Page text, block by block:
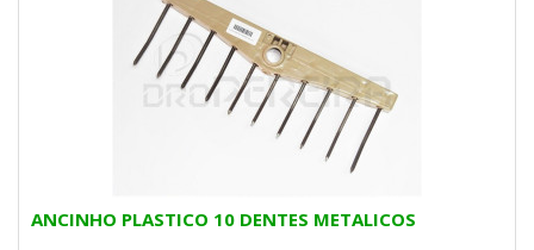
ANCINHO PLASTICO 10 DENTES METALICOS